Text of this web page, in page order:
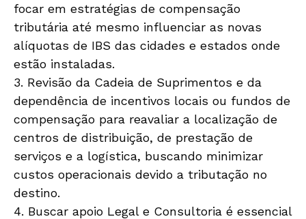
focar em estratégias de compensação
tributária até mesmo influenciar as novas
alíquotas de IBS das cidades e estados onde
estão instaladas.
3. Revisão da Cadeia de Suprimentos e da
dependência de incentivos locais ou fundos de
compensação para reavaliar a localização de
centros de distribuição, de prestação de
serviços e a logística, buscando minimizar
custos operacionais devido a tributação no
destino.
4. Buscar apoio Legal e Consultoria é essencial